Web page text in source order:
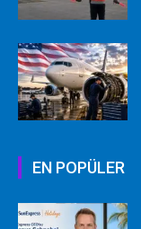
EN POPÜLER